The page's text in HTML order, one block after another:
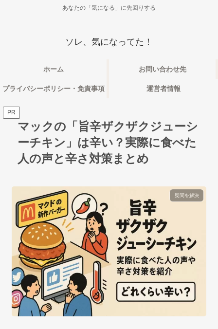
あなたの「気になる」に先回りする
ソレ、気になってた！
ホーム お問い合わせ先
プライバシーポリシー・免責事項 運営者情報
PR
マックの「旨辛ザクザクジューシ
ーチキン」は辛い？実際に食べた
人の声と辛さ対策まとめ
疑問を解決